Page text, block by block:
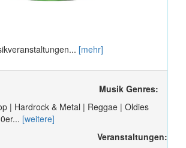
[mehr]
Musik Genres:
| Hardrock & Metal | Reggae | Oldies
[weitere]
Veranstaltungen: